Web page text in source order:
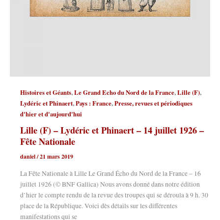
Histoires et Géants,Le Grand Echo du Nord de la France,Lille (F),
Lydéric et Phinaert,Pays : France,Presse, revues et périodiques
d'hier et d'aujourd'hui
Lille (F) – Lydéric et Phinaert – 14 juillet 1926 –
Fête Nationale
daniel/21 mars 2019
La Fête Nationale à Lille Le Grand Écho du Nord de la France – 16
juillet 1926 (© BNF Gallica) Nous avons donné dans notre édition
d’hier le compte rendu de la revue des troupes qui se déroula à 9 h. 30
place de la République. Voici dès détails sur les différentes
manifestations qui se